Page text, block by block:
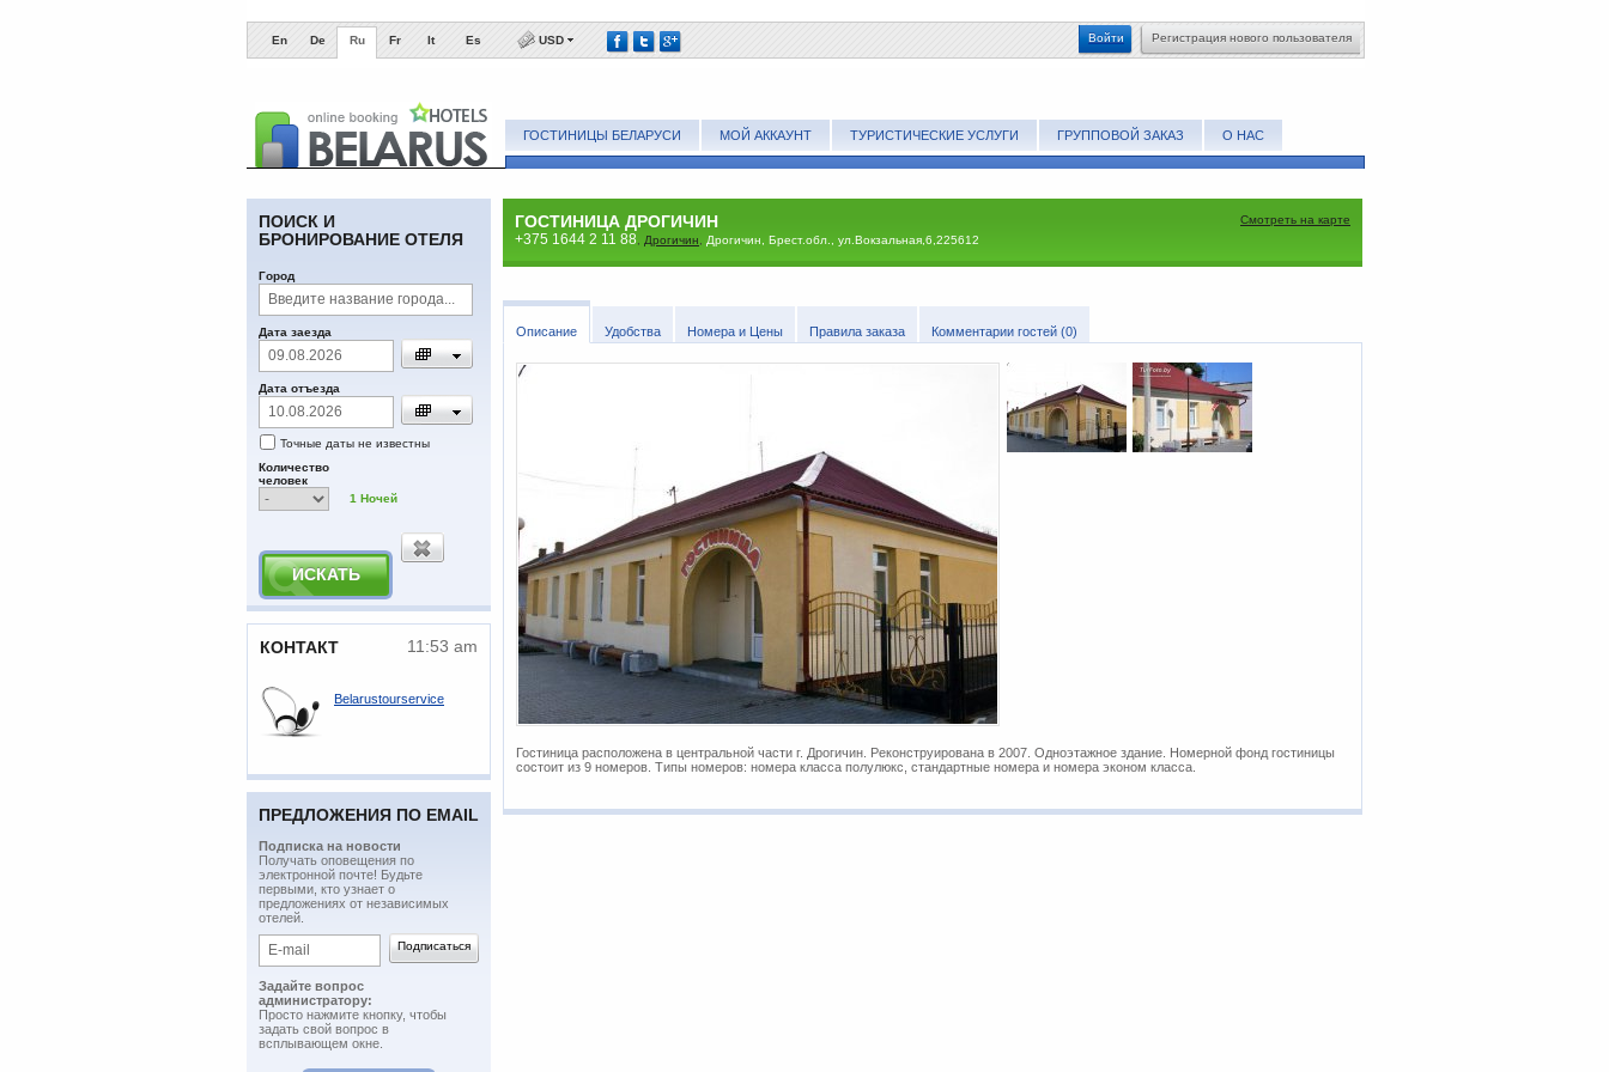
En De Ru Fr It Es USD Регистрация нового пользователя
Войти
ГОСТИНИЦЫ БЕЛАРУСИ МОЙ АККАУНТ ТУРИСТИЧЕСКИЕ УСЛУГИ ГРУППОВОЙ ЗАКАЗ О НАС
ПОИСК И
БРОНИРОВАНИЕ ОТЕЛЯ
Город
Дата заезда
Дата отъезда
Точные даты не известны
Количество
человек
1 Ночей
КОНТАКТ 11:53 am
Belarustourservice
ПРЕДЛОЖЕНИЯ ПО EMAIL
Подписка на новости
​Получать оповещения по
электронной почте! Будьте
первыми, кто узнает о
предложениях от независимых
отелей.
Задайте вопрос
администратору:
Просто нажмите кнопку, чтобы
задать свой вопрос в
всплывающем окне.
Смотреть на карте
ГОСТИНИЦА ДРОГИЧИН
+375 1644 2 11 88 Дрогичин Дрогичин, Брест.обл., ул.Вокзальная,6,225612
Описание Удобства Номера и Цены Правила заказа Комментарии гостей (0)
Гостиница расположена в центральной части г. Дрогичин. Реконструирована в 2007. Одноэтажное здание. Номерной фонд гостиницы
состоит из 9 номеров. Типы номеров: номера класса полулюкс, стандартные номера и номера эконом класса.